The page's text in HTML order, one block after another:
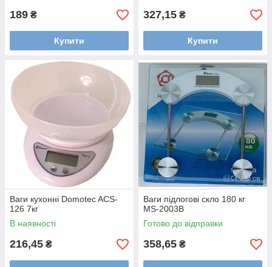
189 ₴
Купити
327,15 ₴
Купити
Ваги кухонні Domotec ACS-
126 7кг
В наявності
216,45 ₴
Ваги підлогові скло 180 кг
MS-2003В
Готово до відправки
358,65 ₴